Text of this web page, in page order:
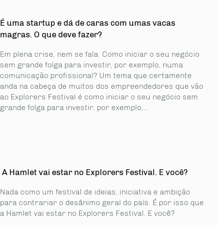
É uma startup e dá de caras com umas vacas
magras. O que deve fazer?
Em plena crise, nem se fala. Como iniciar o seu negócio
sem grande folga para investir, por exemplo, numa
comunicação profissional? Um tema que certamente
anda na cabeça de muitos dos empreendedores que vão
ao Explorers Festival é como iniciar o seu negócio sem
grande folga para investir, por exemplo,...
A Hamlet vai estar no Explorers Festival. E você?
Nada como um festival de ideias, iniciativa e ambição
para contrariar o desânimo geral do país. É por isso que
a Hamlet vai estar no Explorers Festival. E você?